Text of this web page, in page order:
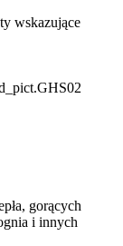
wskazujące
gorących
i innych